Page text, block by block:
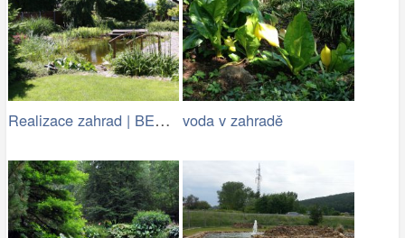
Realizace zahrad | BENED - zahradní… voda v zahradě